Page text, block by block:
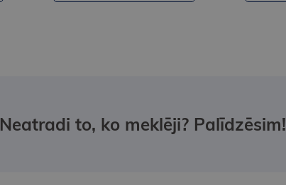
Neatradi to, ko meklēji? Palīdzēsim!